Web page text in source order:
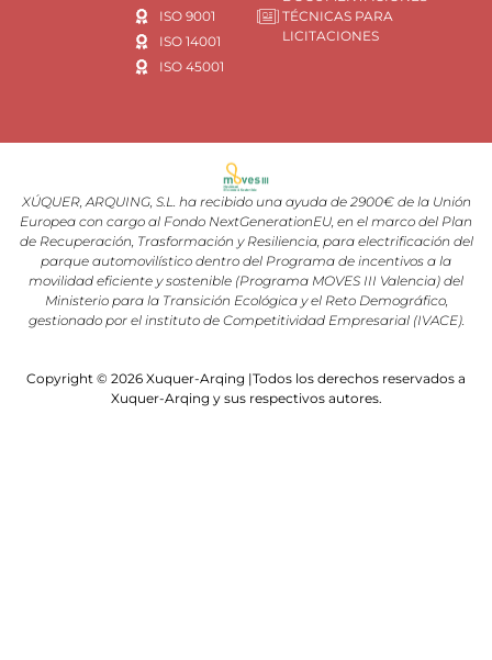
ISO 9001
ISO 14001
ISO 45001
TÉCNICAS PARA
LICITACIONES
XÚQUER, ARQUING, S.L. ha recibido una ayuda de 2900€ de la Unión
Europea con cargo al Fondo NextGenerationEU, en el marco del Plan
de Recuperación, Trasformación y Resiliencia, para electrificación del
parque automovilístico dentro del Programa de incentivos a la
movilidad eficiente y sostenible (Programa MOVES III Valencia) del
Ministerio para la Transición Ecológica y el Reto Demográfico,
gestionado por el instituto de Competitividad Empresarial (IVACE).
Copyright © 2026 Xuquer-Arqing |Todos los derechos reservados a
Xuquer-Arqing y sus respectivos autores.